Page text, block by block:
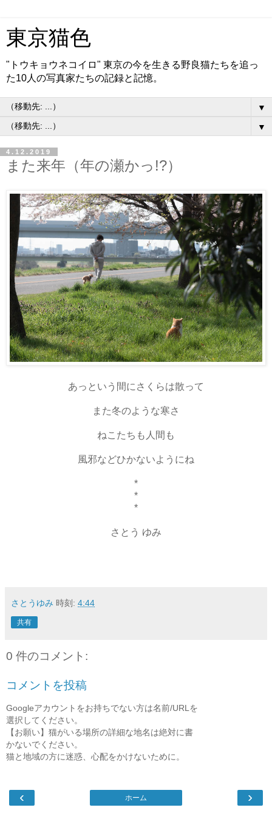
東京猫色
"トウキョウネコイロ" 東京の今を生きる野良猫たちを追っ
た10人の写真家たちの記録と記憶。
▼
▼
4.12.2019
また来年（年の瀬かっ!?）
あっという間にさくらは散って
また冬のような寒さ
ねこたちも人間も
風邪などひかないようにね
*
*
*
さとう ゆみ
さとうゆみ 時刻: 4:44
共有
0 件のコメント:
コメントを投稿
Googleアカウントをお持ちでない方は名前/URLを
選択してください。
【お願い】猫がいる場所の詳細な地名は絶対に書
かないでください。
猫と地域の方に迷惑、心配をかけないために。
‹ ›
ホーム